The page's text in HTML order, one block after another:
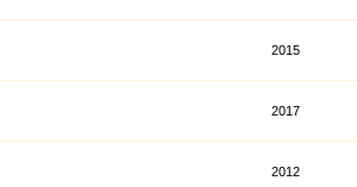
2015
2017
2012